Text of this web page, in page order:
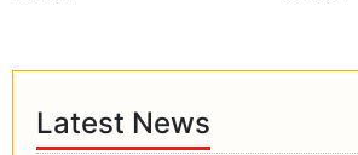
Latest News